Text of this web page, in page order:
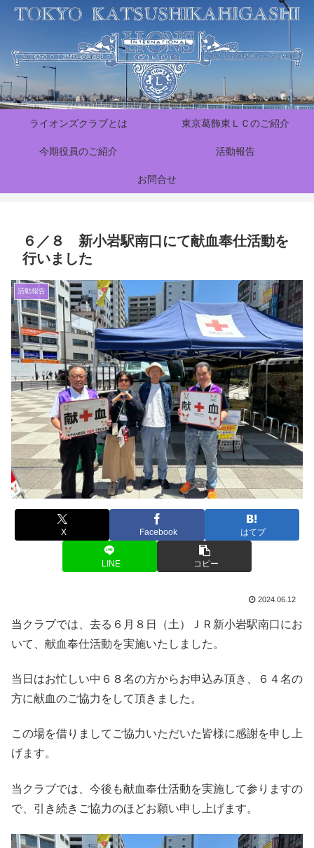
ライオンズクラブとは 東京葛飾東ＬＣのご紹介
今期役員のご紹介 活動報告
お問合せ
６／８ 新小岩駅南口にて献血奉仕活動を
行いました
活動報告
X Facebook はてブ
LINE コピー
2024.06.12
当クラブでは、去る６月８日（土）ＪＲ新小岩駅南口にお
いて、献血奉仕活動を実施いたしました。
当日はお忙しい中６８名の方からお申込み頂き、６４名の
方に献血のご協力をして頂きました。
この場を借りましてご協力いただいた皆様に感謝を申し上
げます。
当クラブでは、今後も献血奉仕活動を実施して参りますの
で、引き続きご協力のほどお願い申し上げます。